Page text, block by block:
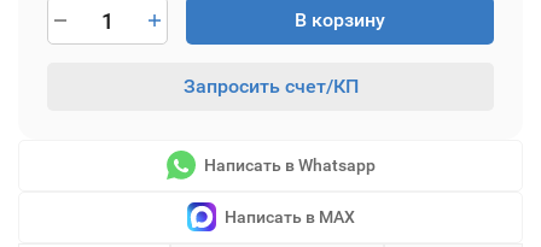
В корзину
Запросить счет/КП
Написать в Whatsapp
Написать в MAX